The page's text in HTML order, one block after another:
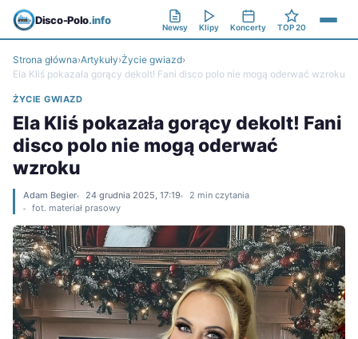
Disco-Polo.info
Newsy Klipy Koncerty TOP 20
Strona główna›Artykuły›Życie gwiazd›
Ela Kliś pokazała gorący dekolt! Fani disco polo nie mogą oderwać wzroku
ŻYCIE GWIAZD
Ela Kliś pokazała gorący dekolt! Fani
disco polo nie mogą oderwać
wzroku
Adam Begier 24 grudnia 2025, 17:19
2 min czytania
fot. materiał prasowy